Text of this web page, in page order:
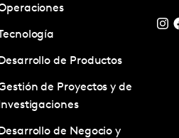
Desarrollo de Productos
de Proyectos y de
Investigaciones
Desarrollo de Negocio y